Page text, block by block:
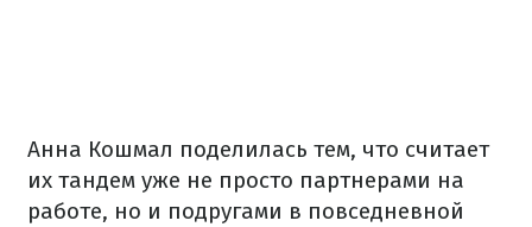
Анна Кошмал поделилась тем, что считает
их тандем уже не просто партнерами на
работе, но и подругами в повседневной